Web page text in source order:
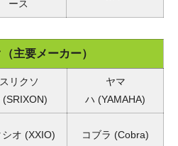
ース
主要メーカー）
スリクソ
(SRIXON)
ヤマ
ハ (YAMAHA)
シオ (XXIO) コブラ (Cobra)